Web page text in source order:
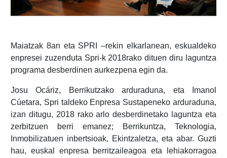
Maiatzak 8an eta SPRI –rekin elkarlanean, eskualdeko
enpresei zuzenduta Spri-k 2018rako dituen diru laguntza
programa desberdinen aurkezpena egin da.
Josu Ocáriz, Berrikutzako arduraduna, eta Imanol
Cúetara, Spri taldeko Enpresa Sustapeneko arduraduna,
izan ditugu, 2018 rako arlo desberdinetako laguntza eta
zerbitzuen berri emanez; Berrikuntza, Teknologia,
Inmobilizatuen inbertsioak, Ekintzaletza, eta abar. Guzti
hau, euskal enpresa berritzaileagoa eta lehiakorragoa